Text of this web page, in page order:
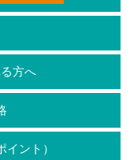
方へ
ント）